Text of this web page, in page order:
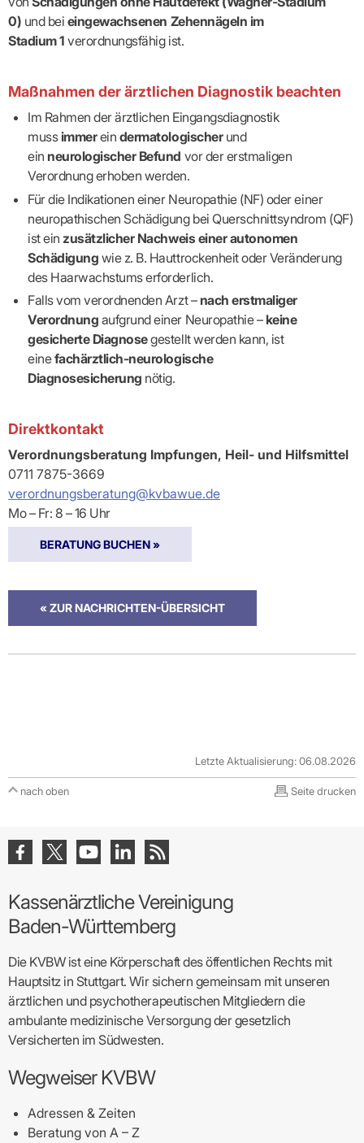
0) und bei eingewachsenen Zehennägeln im
Stadium 1 verordnungsfähig ist.
Maßnahmen der ärztlichen Diagnostik beachten
Im Rahmen der ärztlichen Eingangsdiagnostik
mussimmerein dermatologischerund
ein neurologischer Befund vor der erstmaligen
Verordnung erhoben werden.
Für die Indikationen einer Neuropathie (NF) oder einer
neuropathischen Schädigung bei Querschnittsyndrom (QF)
ist ein zusätzlicher Nachweis einer autonomen
Schädigung wie z. B. Hauttrockenheit oder Veränderung
des Haarwachstums erforderlich.
Falls vom verordnenden Arzt – nach erstmaliger
Verordnung aufgrund einer Neuropathie – keine
gesicherte Diagnosegestellt werden kann, ist
einefachärztlich-neurologische
Diagnosesicherung nötig.
Direktkontakt
Verordnungsberatung Impfungen, Heil- und Hilfsmittel
0711 7875-3669
verordnungsberatung@kvbawue.de
Mo – Fr: 8 – 16 Uhr
BERATUNG BUCHEN »
« ZUR NACHRICHTEN-ÜBERSICHT
Letzte Aktualisierung: 06.08.2026
nach oben Seite drucken
Kassenärztliche Vereinigung
Baden-Württemberg
Die KVBW ist eine Körperschaft des öffentlichen Rechts mit
Hauptsitz in Stuttgart. Wir sichern gemeinsam mit unseren
ärztlichen und psychotherapeutischen Mitgliedern die
ambulante medizinische Versorgung der gesetzlich
Versicherten im Südwesten.
Wegweiser KVBW
Adressen & Zeiten
Beratung von A – Z